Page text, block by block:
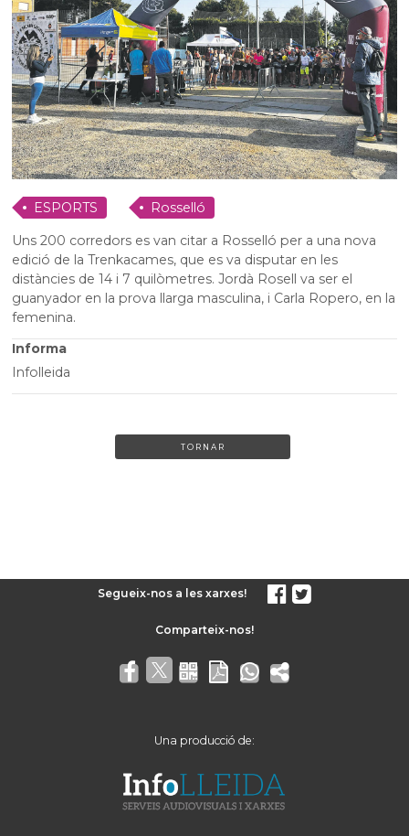
ESPORTS
Rosselló
Uns 200 corredors es van citar a Rosselló per a una nova
edició de la Trenkacames, que es va disputar en les
distàncies de 14 i 7 quilòmetres. Jordà Rosell va ser el
guanyador en la prova llarga masculina, i Carla Ropero, en la
femenina.
Informa
Infolleida
TORNAR
Segueix-nos a les xarxes!
Una producció de: